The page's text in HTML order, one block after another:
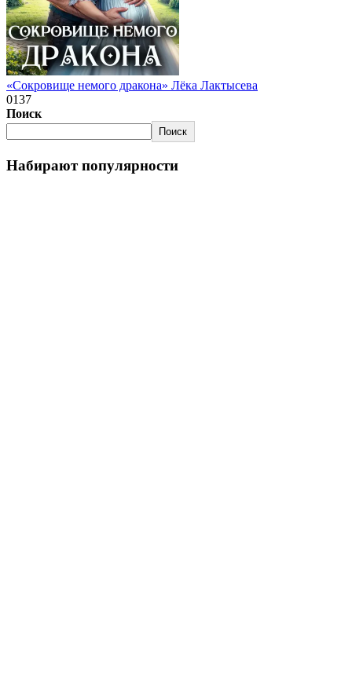
«Сокровище немого дракона» Лёка Лактысева
0137
Поиск
Поиск
Набирают популярности